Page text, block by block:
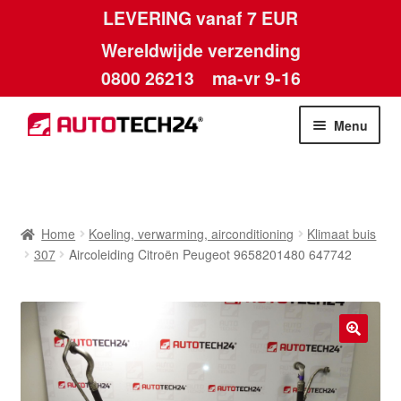
LEVERING vanaf 7 EUR
Wereldwijde verzending
0800 26213 ma-vr 9-16
Skip
to
Skip
to
Menu
Betalingen
Contact
Home Koeling, verwarming, airconditioning
Klimaat buis
307
Aircoleiding Citroën Peugeot 9658201480 647742